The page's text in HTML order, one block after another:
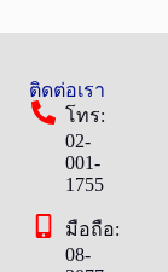
ติดต่อเรา
โทร:
02-
001-
1755
มือถือ:
08-